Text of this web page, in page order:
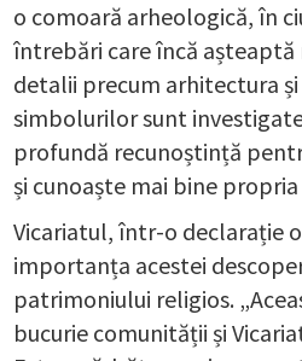
o comoară arheologică, în
întrebări care încă așteaptă
detalii precum arhitectura
simbolurilor sunt
profundă recunoștință
și cunoaște mai bine
Vicariatul, într-o declarație
importanța acestei
patrimoniului religios.
bucurie comunității și